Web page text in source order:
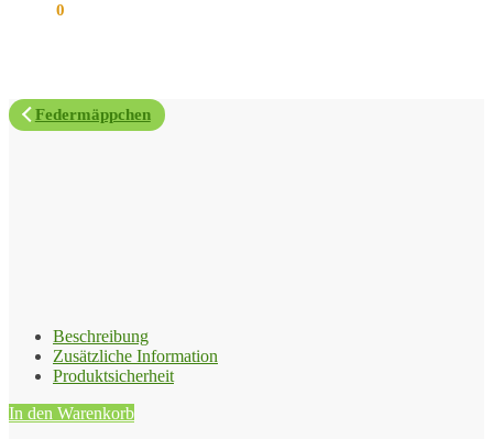
0
Federmäppchen
Beschreibung
Zusätzliche Information
Produktsicherheit
In den Warenkorb